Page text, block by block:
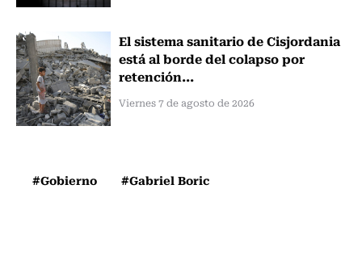
El sistema sanitario de Cisjordania
está al borde del colapso por
retención...
Viernes 7 de agosto de 2026
#Gobierno #Gabriel Boric